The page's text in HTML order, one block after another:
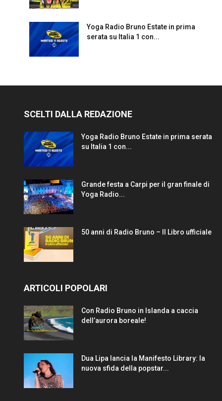
Yoga Radio Bruno Estate in prima
serata su Italia 1 con...
SCELTI DALLA REDAZIONE
Yoga Radio Bruno Estate in prima serata
su Italia 1 con...
Grande festa a Carpi per il gran finale di
Yoga Radio...
50 anni di Radio Bruno – Il Libro ufficiale
ARTICOLI POPOLARI
Con Radio Bruno in Islanda a caccia
dell’aurora boreale!
Dua Lipa lancia la Manifesto Library: la
nuova sfida della popstar...